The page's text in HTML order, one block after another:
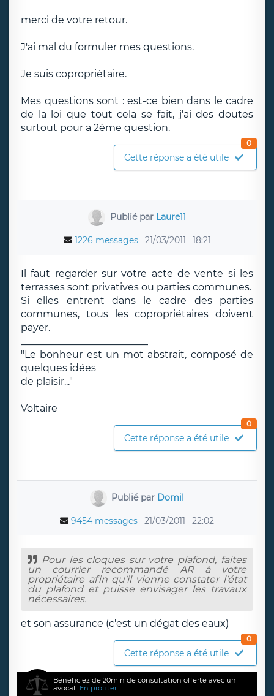
merci de votre retour.
J'ai mal du formuler mes questions.
Je suis copropriétaire.
Mes questions sont : est-ce bien dans le cadre
de la loi que tout cela se fait, j'ai des doutes
surtout pour a 2ème question.
Cette réponse a été utile
0
Publié par Laure11
1226 messages 21/03/2011 18:21
Il faut regarder sur votre acte de vente si les
terrasses sont privatives ou parties communes.
Si elles entrent dans le cadre des parties
communes, tous les copropriétaires doivent
payer.
"Le bonheur est un mot abstrait, composé de
quelques idées
de plaisir..."
Voltaire
Cette réponse a été utile
0
Publié par Domil
9454 messages 21/03/2011 22:02
Pour les cloques sur votre plafond, faites
un courrier recommandé AR à votre
propriétaire afin qu'il vienne constater l'état
du plafond et puisse envisager les travaux
nécessaires.
et son assurance (c'est un dégat des eaux)
Cette réponse a été utile
0
Bénéficiez de 20min de consultation offerte avec un
avocat. En profiter